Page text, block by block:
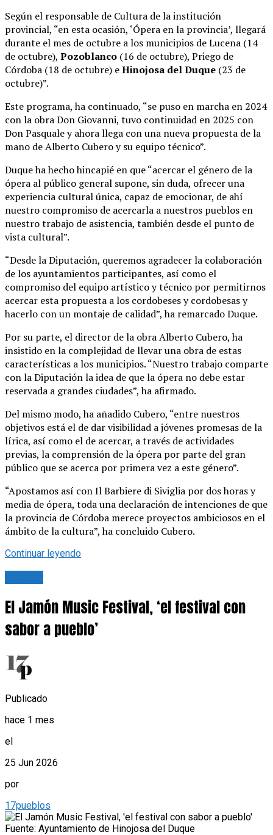
Según el responsable de Cultura de la institución
provincial, “en esta ocasión, ‘Ópera en la provincia’, llegará
durante el mes de octubre a los municipios de Lucena (14
de octubre), Pozoblanco (16 de octubre), Priego de
Córdoba (18 de octubre) eHinojosa del Duque (23 de
octubre)”.
Este programa, ha continuado, “se puso en marcha en 2024
con la obra Don Giovanni, tuvo continuidad en 2025 con
Don Pasquale y ahora llega con una nueva propuesta de la
mano de Alberto Cubero y su equipo técnico”.
Duque ha hecho hincapié en que “acercar el género de la
ópera al público general supone, sin duda, ofrecer una
experiencia cultural única, capaz de emocionar, de ahí
nuestro compromiso de acercarla a nuestros pueblos en
nuestro trabajo de asistencia, también desde el punto de
vista cultural”.
“Desde la Diputación, queremos agradecer la colaboración
de los ayuntamientos participantes, así como el
compromiso del equipo artístico y técnico por permitirnos
acercar esta propuesta a los cordobeses y cordobesas y
hacerlo con un montaje de calidad”, ha remarcado Duque.
Por su parte, el director de la obra Alberto Cubero, ha
insistido en la complejidad de llevar una obra de estas
características a los municipios. “Nuestro trabajo comparte
con la Diputación la idea de que la ópera no debe estar
reservada a grandes ciudades”, ha afirmado.
Del mismo modo, ha añadido Cubero, “entre nuestros
objetivos está el de dar visibilidad a jóvenes promesas de la
lírica, así como el de acercar, a través de actividades
previas, la comprensión de la ópera por parte del gran
público que se acerca por primera vez a este género”.
“Apostamos así con Il Barbiere di Siviglia por dos horas y
media de ópera, toda una declaración de intenciones de que
la provincia de Córdoba merece proyectos ambiciosos en el
ámbito de la cultura”, ha concluido Cubero.
Continuar leyendo
El Jamón Music Festival, ‘el festival con
sabor a pueblo’
Publicado
hace 1 mes
el
25 Jun 2026
por
17pueblos
Fuente: Ayuntamiento de Hinojosa del Duque